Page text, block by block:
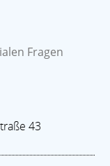
Fragen
43